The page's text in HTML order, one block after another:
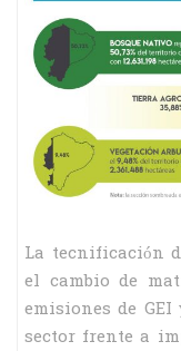
La tecnificación
el cambio de
emisiones de
sector frente a